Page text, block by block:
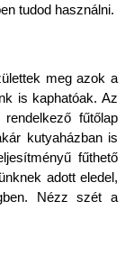
tudod használni.
meg azok a
is kaphatóak. Az
fűtőlap
kutyaházban is
fűthető
adott eledel,
Nézz szét a